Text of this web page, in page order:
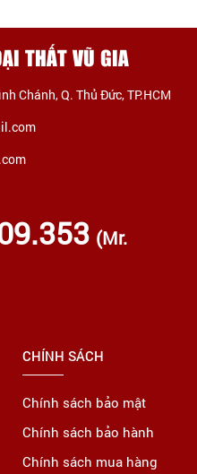
THẤT VŨ GIA
Chánh, Q. Thủ Đức, TP.HCM
(Mr.
CHÍNH SÁCH
Chính sách bảo mật
Chính sách bảo hành
Chính sách mua hàng